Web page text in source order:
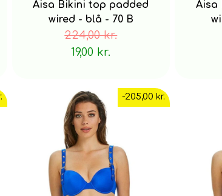
Aisa Bikini top padded
wired - blå - 70 B
224,00 kr.
19,00 kr.
Aisa
-205,00 kr.